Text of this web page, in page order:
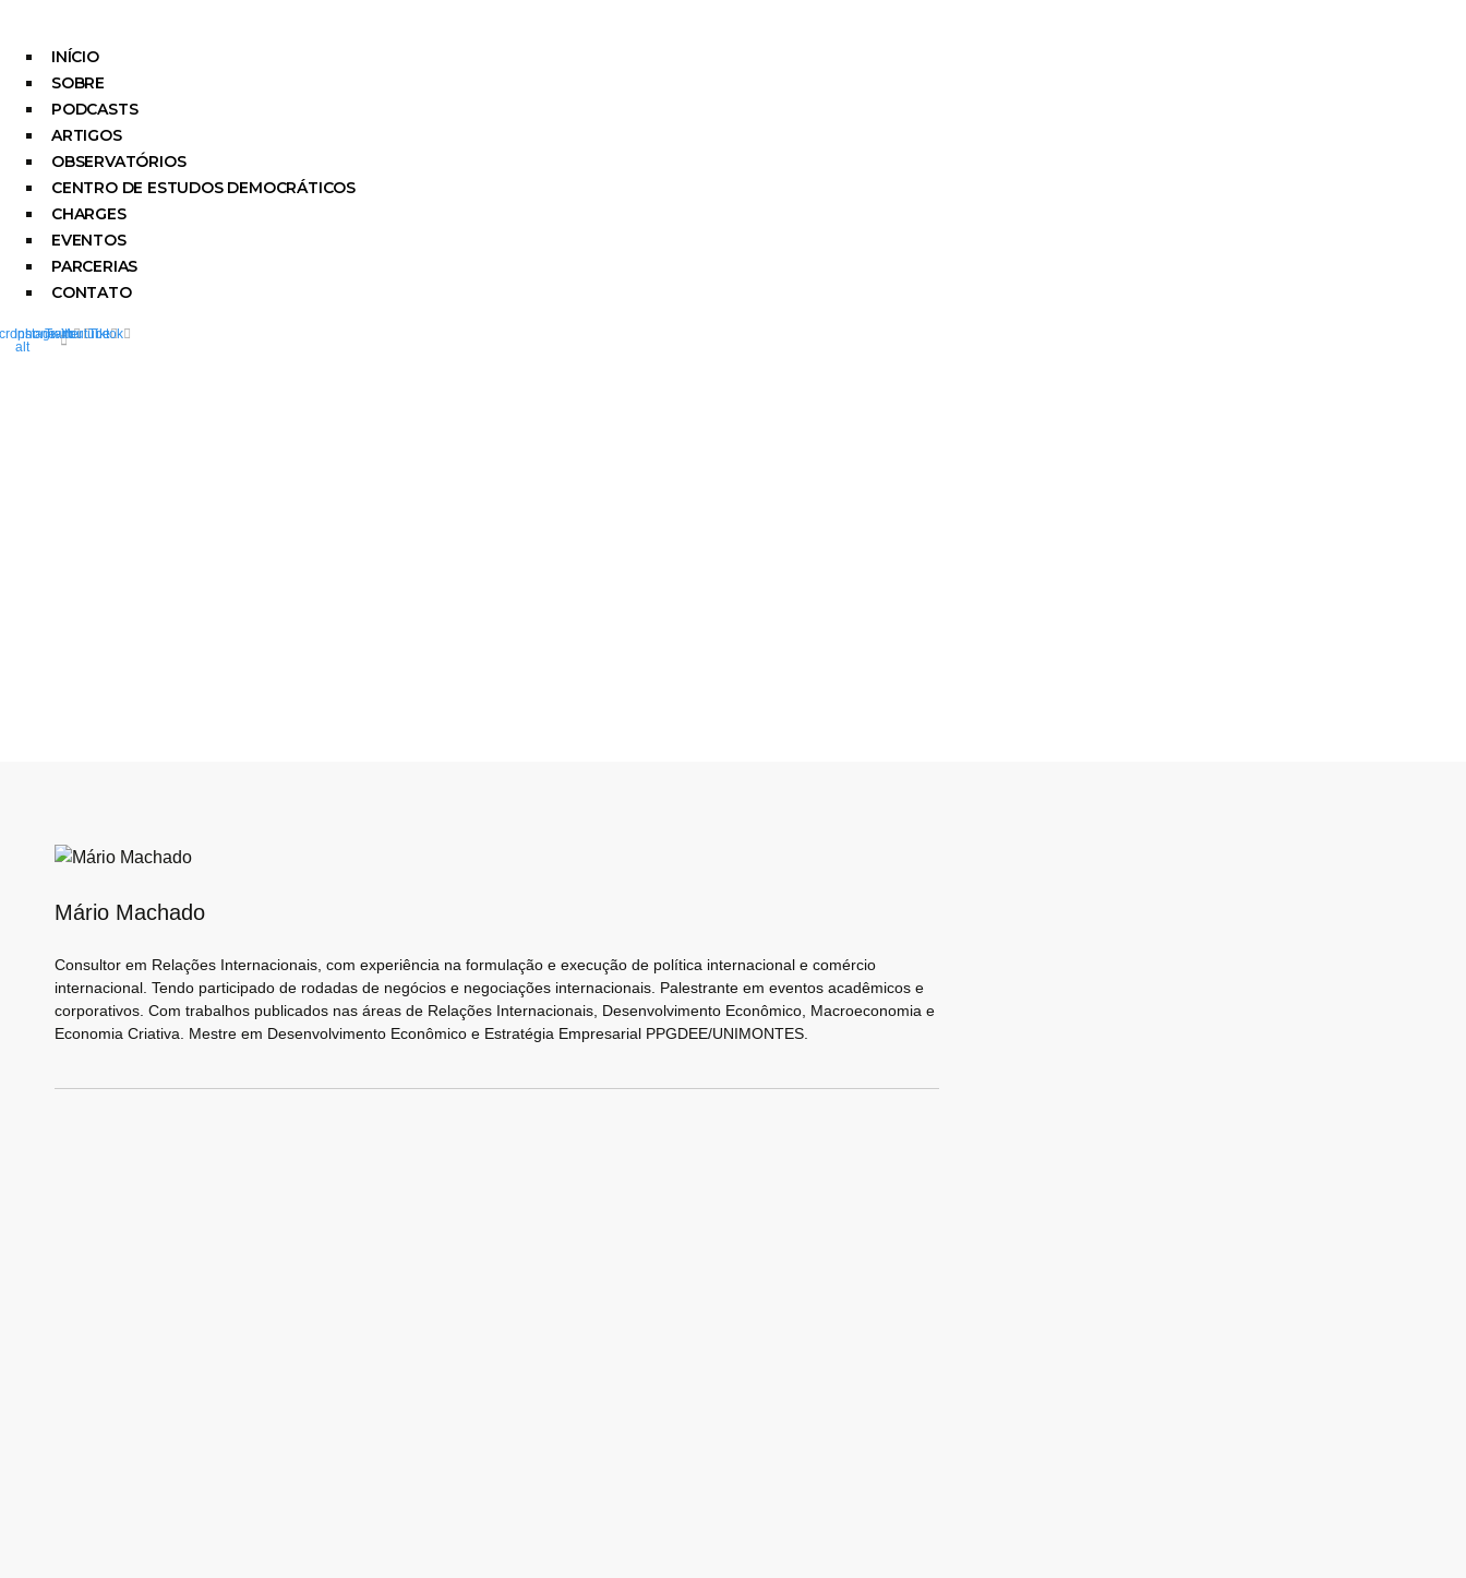
INÍCIO
SOBRE
PODCASTS
ARTIGOS
OBSERVATÓRIOS
CENTRO DE ESTUDOS DEMOCRÁTICOS
CHARGES
EVENTOS
PARCERIAS
CONTATO
alt
Instagram
Twitter
Youtube
Tiktok
Mário Machado
Consultor em Relações Internacionais, com experiência na formulação e execução de política internacional e comércio
internacional. Tendo participado de rodadas de negócios e negociações internacionais. Palestrante em eventos acadêmicos e
corporativos. Com trabalhos publicados nas áreas de Relações Internacionais, Desenvolvimento Econômico, Macroeconomia e
Economia Criativa. Mestre em Desenvolvimento Econômico e Estratégia Empresarial PPGDEE/UNIMONTES.